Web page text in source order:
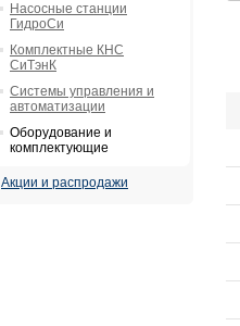
Насосные станции
ГидроСи
Комплектные КНС
СиТэнК
Системы управления и
автоматизации
Оборудование и
комплектующие
Акции и распродажи